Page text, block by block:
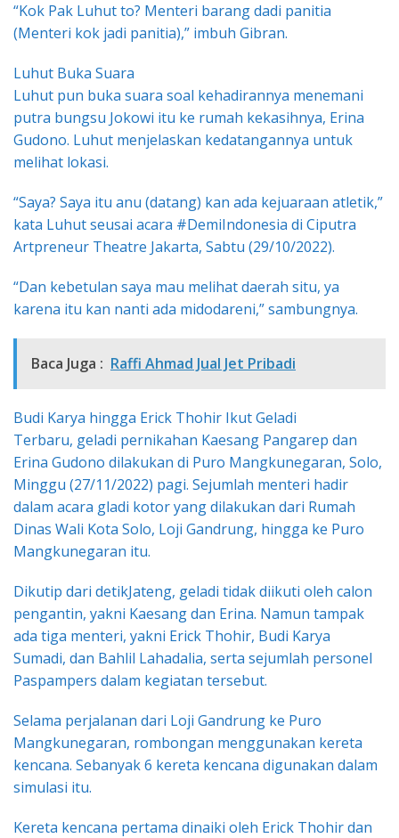
“Kok Pak Luhut to? Menteri barang dadi panitia
(Menteri kok jadi panitia),” imbuh Gibran.
Luhut Buka Suara
Luhut pun buka suara soal kehadirannya menemani
putra bungsu Jokowi itu ke rumah kekasihnya, Erina
Gudono. Luhut menjelaskan kedatangannya untuk
melihat lokasi.
“Saya? Saya itu anu (datang) kan ada kejuaraan atletik,”
kata Luhut seusai acara #DemiIndonesia di Ciputra
Artpreneur Theatre Jakarta, Sabtu (29/10/2022).
“Dan kebetulan saya mau melihat daerah situ, ya
karena itu kan nanti ada midodareni,” sambungnya.
Baca Juga : Raffi Ahmad Jual Jet Pribadi
Budi Karya hingga Erick Thohir Ikut Geladi
Terbaru, geladi pernikahan Kaesang Pangarep dan
Erina Gudono dilakukan di Puro Mangkunegaran, Solo,
Minggu (27/11/2022) pagi. Sejumlah menteri hadir
dalam acara gladi kotor yang dilakukan dari Rumah
Dinas Wali Kota Solo, Loji Gandrung, hingga ke Puro
Mangkunegaran itu.
Dikutip dari detikJateng, geladi tidak diikuti oleh calon
pengantin, yakni Kaesang dan Erina. Namun tampak
ada tiga menteri, yakni Erick Thohir, Budi Karya
Sumadi, dan Bahlil Lahadalia, serta sejumlah personel
Paspampers dalam kegiatan tersebut.
Selama perjalanan dari Loji Gandrung ke Puro
Mangkunegaran, rombongan menggunakan kereta
kencana. Sebanyak 6 kereta kencana digunakan dalam
simulasi itu.
Kereta kencana pertama dinaiki oleh Erick Thohir dan